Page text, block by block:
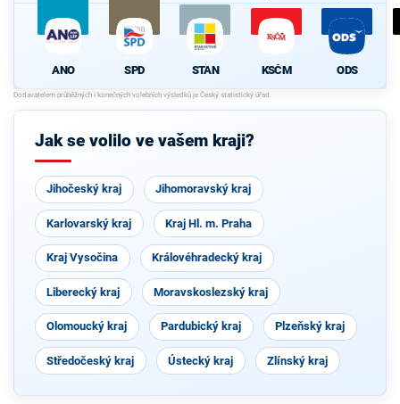
ANO SPD STAN KSČM ODS
Jak se volilo ve vašem kraji?
Jihočeský kraj Jihomoravský kraj
Karlovarský kraj Kraj Hl. m. Praha
Kraj Vysočina Královéhradecký kraj
Liberecký kraj Moravskoslezský kraj
Olomoucký kraj Pardubický kraj Plzeňský kraj
Středočeský kraj Ústecký kraj Zlínský kraj